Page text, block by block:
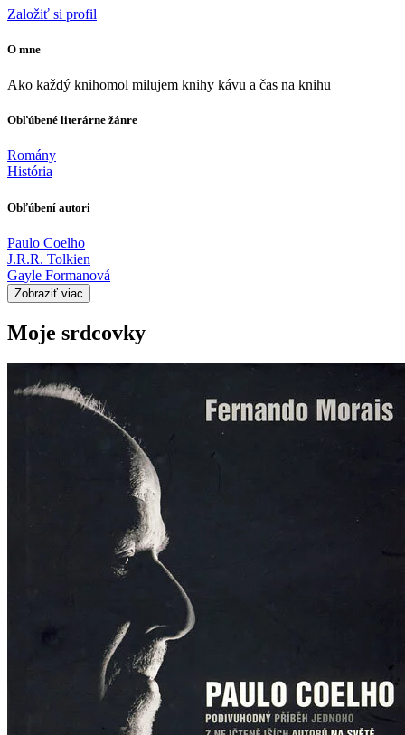
Založiť si profil
O mne
Ako každý knihomol milujem knihy kávu a čas na knihu
Obľúbené literárne žánre
Romány
História
Obľúbení autori
Paulo Coelho
J.R.R. Tolkien
Gayle Formanová
Zobraziť viac
Moje srdcovky